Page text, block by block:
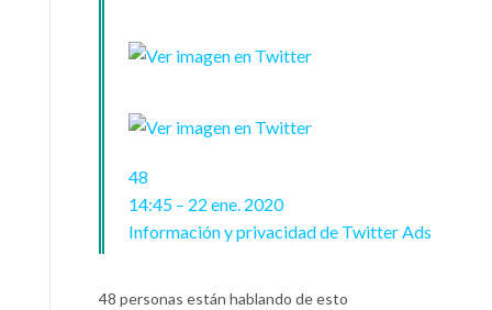
48
14:45 – 22 ene. 2020
Información y privacidad de Twitter Ads
48 personas están hablando de esto